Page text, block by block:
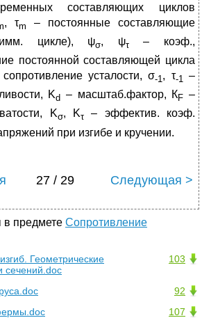
составляющих циклов
, τm
– постоянные составляющие
цикле), ψσ, ψτ– коэф.,
постоянной составляющей цикла
усталости, σ-1, τ-1 –
Kd – масштаб.фактор, КF –
Kσ, Kτ – эффектив. коэф.
при изгибе и кручении.
27 / 29 Следующая >
предмете Сопротивление
103
Геометрические
сечений.doc
92
107